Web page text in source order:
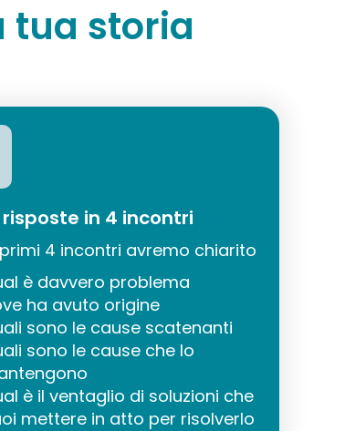
tua storia
risposte in 4 incontri
4 incontri avremo chiarito
è davvero problema
ha avuto origine
sono le cause scatenanti
sono le cause che lo
è il ventaglio di soluzioni che
mettere in atto per risolverlo